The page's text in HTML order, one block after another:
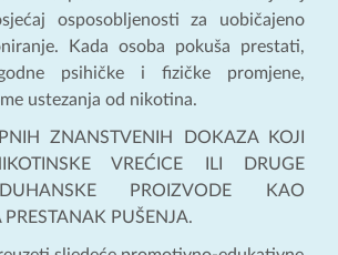
osposobljenosti za uobičajeno
Kada osoba pokuša prestati,
psihičke i fizičke promjene,
ustezanja od nikotina.
ZNANSTVENIH DOKAZA KOJI
VREĆICE ILI DRUGE
PROIZVODE KAO
PUŠENJA.